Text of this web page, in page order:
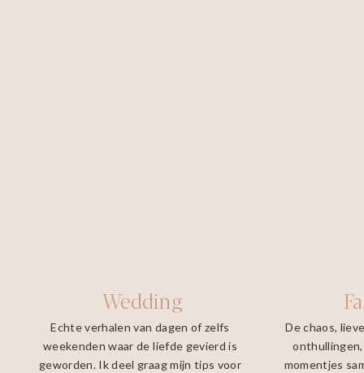
Wedding
Echte verhalen van dagen of zelfs
weekenden waar de liefde gevierd is
geworden. Ik deel graag mijn tips voor
De chaos,
momentjes